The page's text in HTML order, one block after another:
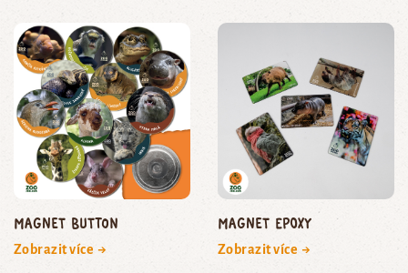
magnet button
Zobrazit více →
Magnet epoxy
Zobrazit více →